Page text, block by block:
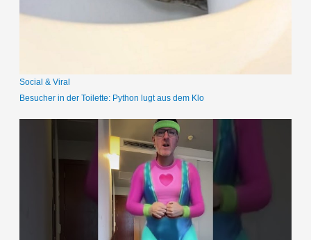
c
Social & Viral
Besucher in der Toilette: Python lugt aus dem Klo